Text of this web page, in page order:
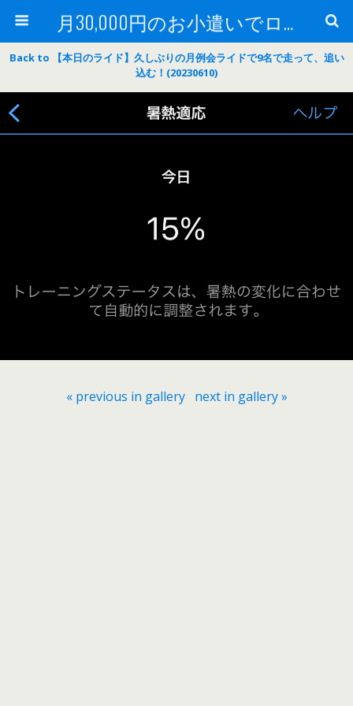
月30,000円のお小遣いでロードバイク
Back to 【本日のライド】久しぶりの月例会ライドで9名で走って、追い
込む！(20230610)
« previous in gallery next in gallery »